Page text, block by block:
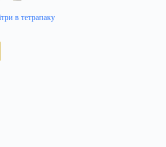
в тетрапаку